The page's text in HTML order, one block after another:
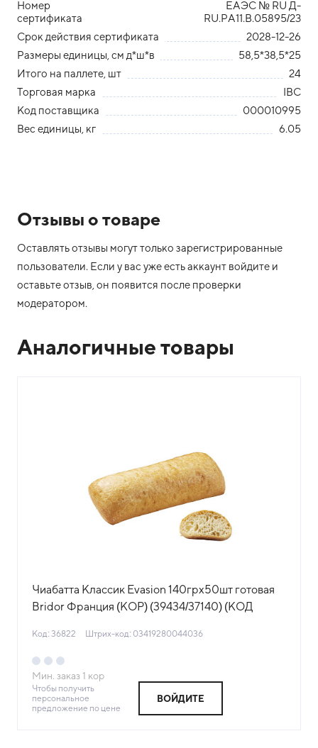
Номер
сертификата
ЕАЭС № RU Д-
RU.РА11.В.05895/23
Срок действия сертификата
2028-12-26
Размеры единицы, см д*ш*в
58,5*38,5*25
Итого на паллете, шт
24
Торговая марка
IBC
Код поставщика
000010995
Вес единицы, кг
6.05
Отзывы о товаре
Оставлять отзывы могут только зарегистрированные
пользователи. Если у вас уже есть аккаунт войдите и
оставьте отзыв, он появится после проверки
модератором.
Аналогичные товары
Чиабатта Классик Evasion 140грх50шт готовая
Bridor Франция (КОР) (39434/37140) (КОД
Код: 36822 Штрих-код: 03419280044036
Мин. заказ 1 кор
Чтобы получить
персональное
предложение по цене
ВОЙДИТЕ